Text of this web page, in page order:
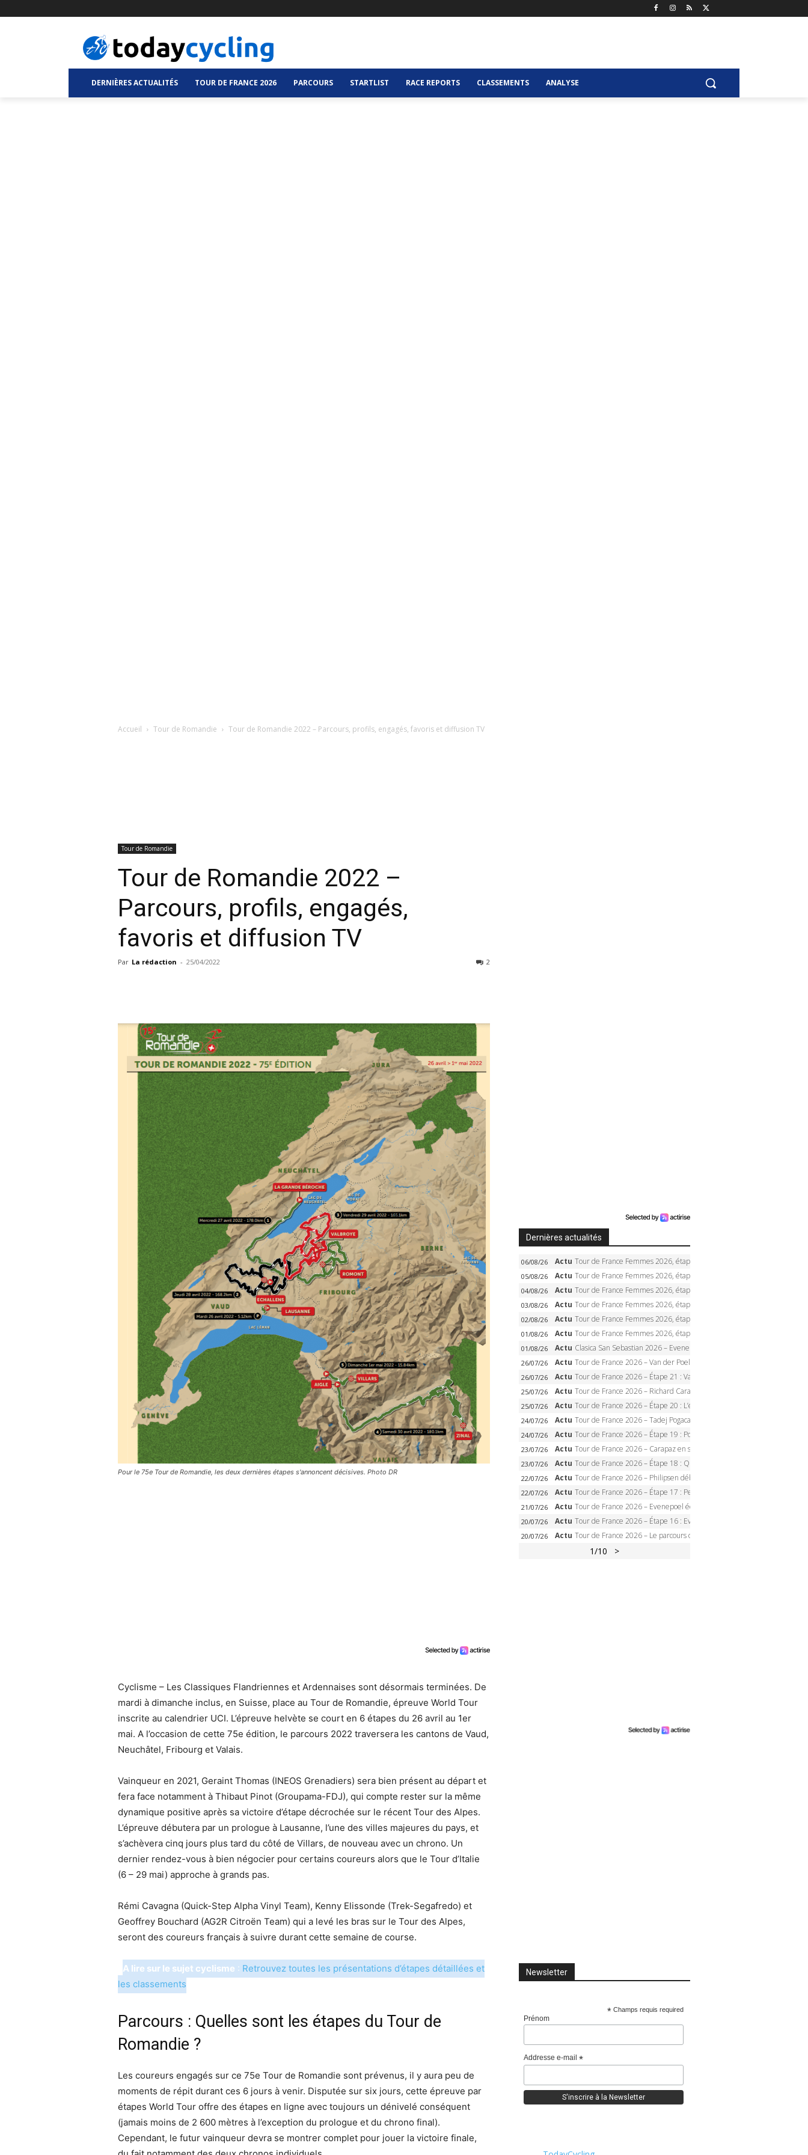
DERNIÈRES ACTUALITÉS TOUR DE FRANCE 2026 PARCOURS STARTLIST RACE REPORTS CLASSEMENTS ANALYSE
Accueil Tour de Romandie Tour de Romandie 2022 – Parcours, profils, engagés, favoris et diffusion TV
Tour de Romandie
Tour de Romandie 2022 –
Parcours, profils, engagés,
favoris et diffusion TV
Par La rédaction - 25/04/2022 2
Pour le 75e Tour de Romandie, les deux dernières étapes s'annoncent décisives. Photo DR
Cyclisme – Les Classiques Flandriennes et Ardennaises sont désormais terminées. De
mardi à dimanche inclus, en Suisse, place au Tour de Romandie, épreuve World Tour
inscrite au calendrier UCI. L’épreuve helvète se court en 6 étapes du 26 avril au 1er
mai. A l’occasion de cette 75e édition, le parcours 2022 traversera les cantons de Vaud,
Neuchâtel, Fribourg et Valais.
Vainqueur en 2021, Geraint Thomas (INEOS Grenadiers) sera bien présent au départ et
fera face notamment à Thibaut Pinot (Groupama-FDJ), qui compte rester sur la même
dynamique positive après sa victoire d’étape décrochée sur le récent Tour des Alpes.
L’épreuve débutera par un prologue à Lausanne, l’une des villes majeures du pays, et
s’achèvera cinq jours plus tard du côté de Villars, de nouveau avec un chrono. Un
dernier rendez-vous à bien négocier pour certains coureurs alors que le Tour d’Italie
(6 – 29 mai) approche à grands pas.
Rémi Cavagna (Quick-Step Alpha Vinyl Team), Kenny Elissonde (Trek-Segafredo) et
Geoffrey Bouchard (AG2R Citroën Team) qui a levé les bras sur le Tour des Alpes,
seront des coureurs français à suivre durant cette semaine de course.
A lire sur le sujet cyclisme : Retrouvez toutes les présentations d’étapes détaillées et
les classements
Parcours : Quelles sont les étapes du Tour de
Romandie ?
Les coureurs engagés sur ce 75e Tour de Romandie sont prévenus, il y aura peu de
moments de répit durant ces 6 jours à venir. Disputée sur six jours, cette épreuve par
étapes World Tour offre des étapes en ligne avec toujours un dénivelé conséquent
(jamais moins de 2 600 mètres à l’exception du prologue et du chrono final).
Cependant, le futur vainqueur devra se montrer complet pour jouer la victoire finale,
Dernières actualités
06/08/26 Actu Tour de France Femmes 2026, étape 6 – Kim Le Court-Pienaar gagne à Tournon, Reusser en jaune
05/08/26 Actu Tour de France Femmes 2026, étape 5 – Demi Vollering gagne à Belleville, Reusser en jaune, Ferrand-Prévot coule
04/08/26 Actu Tour de France Femmes 2026, étape 4 – Marlen Reusser écrase le chrono, Ferrand-Prévot en crise
03/08/26 Actu Tour de France Femmes 2026, étape 3 – Sigrid Haugset en solitaire, 88 km d’échappée, maillot jaune
02/08/26 Actu Tour de France Femmes 2026, étape 2 – Lorena Wiebes doublé à Genève, Markus héroïque, 7e record
01/08/26 Actu Tour de France Femmes 2026, étape 1 – Lorena Wiebes intouchable à Lausanne, premier maillot jaune
01/08/26 Actu Clasica San Sebastian 2026 – Evenepoel recordman, 4e victoire, Carapaz battu au sprint
26/07/26 Actu Tour de France 2026 – Van der Poel monumental à Paris, Pogacar égale le record des cinq sacres
26/07/26 Actu Tour de France 2026 – Étape 21 : Van der Poel, Pogacar, qui succédera à Wout van Aert sur les Champs-Elysées ?
25/07/26 Actu Tour de France 2026 – Richard Carapaz roi des Alpes, doublé et maillot à pois, Seixas perd le podium
25/07/26 Actu Tour de France 2026 – Étape 20 : L’étape reine, Galibier, Sarenne, Alpe d’Huez, qui succédera à Pogacar ?
24/07/26 Actu Tour de France 2026 – Tadej Pogacar dompte l’Alpe d’Huez, 5e victoire, record de Pantani pulvérisé
24/07/26 Actu Tour de France 2026 – Étape 19 : Pogacar peut-il enfin dompter l’Alpe d’Huez ?
23/07/26 Actu Tour de France 2026 – Carapaz en solitaire à Orcières-Merlette, Paret-Peintre à un point du maillot à pois
23/07/26 Actu Tour de France 2026 – Étape 18 : Qui domptera Orcières-Merlette, première marche vers l’Alpe d’Huez ?
22/07/26 Actu Tour de France 2026 – Philipsen débloque son compteur à Voiron, Pedersen en danger pour le maillot vert
22/07/26 Actu Tour de France 2026 – Étape 17 : Pedersen peut-il verrouiller le maillot vert à Voiron ?
21/07/26 Actu Tour de France 2026 – Evenepoel écrase le chrono d’Évian, Seixas 4e, Lipowitz abandonne
20/07/26 Actu Tour de France 2026 – Étape 16 : Evenepoel, Pogacar, Ganna… qui domptera le chrono d’Évian pour redessiner le podium ?
20/07/26 Actu Tour de France 2026 – Le parcours officiel complet : 21 étapes, profils, carte et dates
1/10 >
Newsletter
*Champs requis required
Prénom
Addresse e-mail*